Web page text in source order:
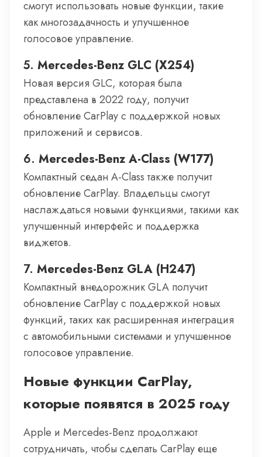
смогут использовать новые функции, такие
как многозадачность и улучшенное
голосовое управление.
5. Mercedes-Benz GLC (X254)
Новая версия GLC, которая была
представлена в 2022 году, получит
обновление CarPlay с поддержкой новых
приложений и сервисов.
6. Mercedes-Benz A-Class (W177)
Компактный седан A-Class также получит
обновление CarPlay. Владельцы смогут
наслаждаться новыми функциями, такими как
улучшенный интерфейс и поддержка
виджетов.
7. Mercedes-Benz GLA (H247)
Компактный внедорожник GLA получит
обновление CarPlay с поддержкой новых
функций, таких как расширенная интеграция
с автомобильными системами и улучшенное
голосовое управление.
Новые функции CarPlay,
которые появятся в 2025 году
Apple и Mercedes-Benz продолжают
сотрудничать, чтобы сделать CarPlay еще